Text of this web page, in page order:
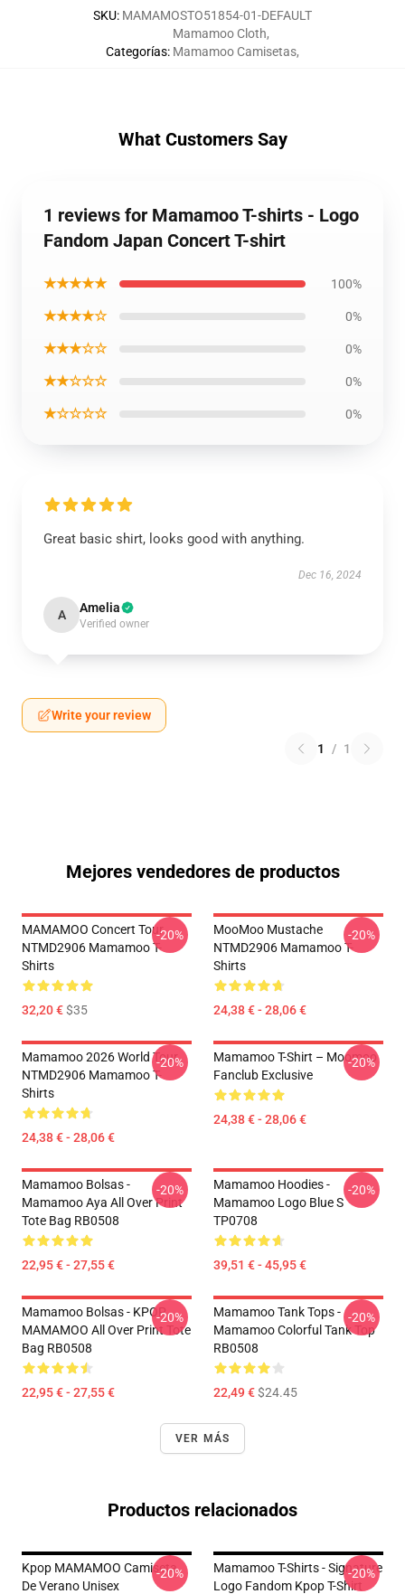
SKU: MAMAMOSTO51854-01-DEFAULT
Categorías:
Mamamoo Cloth,
Mamamoo Camisetas,
What Customers Say
1 reviews for Mamamoo T-shirts - Logo
Fandom Japan Concert T-shirt
★★★★★ 100%
★★★★☆ 0%
★★★☆☆ 0%
★★☆☆☆ 0%
★☆☆☆☆ 0%
Great basic shirt, looks good with anything.
Dec 16, 2024
A Amelia
Verified owner
Write your review
1 / 1
Mejores vendedores de productos
MAMAMOO Concert Tour
NTMD2906 Mamamoo T-
Shirts
32,20 €$35
-20%
MooMoo Mustache
NTMD2906 Mamamoo T-
Shirts
24,38 € - 28,06 €
-20%
Mamamoo 2026 World Tour
NTMD2906 Mamamoo T-
Shirts
24,38 € - 28,06 €
-20%
Mamamoo T-Shirt – Moomoo
Fanclub Exclusive
24,38 € - 28,06 €
-20%
Mamamoo Bolsas -
Mamamoo Aya All Over Print
Tote Bag RB0508
22,95 € - 27,55 €
-20%
Mamamoo Hoodies -
Mamamoo Logo Blue S
TP0708
39,51 € - 45,95 €
-20%
Mamamoo Bolsas - KPOP
MAMAMOO All Over Print Tote
Bag RB0508
22,95 € - 27,55 €
-20%
Mamamoo Tank Tops -
Mamamoo Colorful Tank Top
RB0508
22,49 €$24.45
-20%
VER MÁS
Productos relacionados
Kpop MAMAMOO Camiseta
De Verano Unisex
-20%
Mamamoo T-Shirts - Signature
Logo Fandom Kpop T-Shirt
-20%